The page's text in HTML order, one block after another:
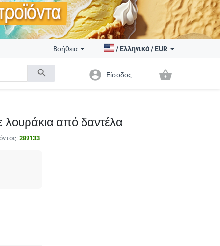
search
Βοήθεια / Ελληνικά/ EUR
account_circle Είσοδος shopping_basket
λουράκια από δαντέλα
289133